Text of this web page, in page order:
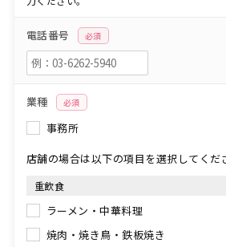
電話番号 必須
業種 必須
事務所
店舗の場合は以下の項目を選択してくだ
重飲食
ラーメン・中華料理
焼肉・焼き鳥・鉄板焼き